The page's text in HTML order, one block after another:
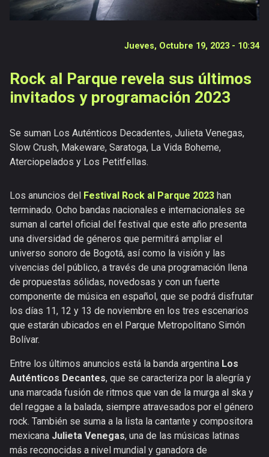
Publicaciones
Jueves, Octubre 19, 2023 - 10:34
Rock al Parque revela sus últimos
invitados y programación 2023
Se suman Los Auténticos Decadentes, Julieta Venegas,
Slow Crush, Makeware, Saratoga, La Vida Boheme,
Aterciopelados y Los Petitfellas.
Los anuncios del Festival Rock al Parque 2023 han
terminado. Ocho bandas nacionales e internacionales se
suman al cartel oficial del festival que este año presenta
una diversidad de géneros que permitirá ampliar el
universo sonoro de Bogotá, así como la visión y las
vivencias del público, a través de una programación llena
de propuestas sólidas, novedosas y con un fuerte
componente de música en español, que se podrá disfrutar
los días 11, 12 y 13 de noviembre en los tres escenarios
que estarán ubicados en el Parque Metropolitano Simón
Bolívar.
Entre los últimos anuncios está la banda argentina Los
Auténticos Decantes, que se caracteriza por la alegría y
una marcada fusión de ritmos que van de la murga al ska y
del reggae a la balada, siempre atravesados por el género
rock. También se suma a la lista la cantante y compositora
mexicana Julieta Venegas, una de las músicas latinas
más reconocidas a nivel mundial y ganadora de